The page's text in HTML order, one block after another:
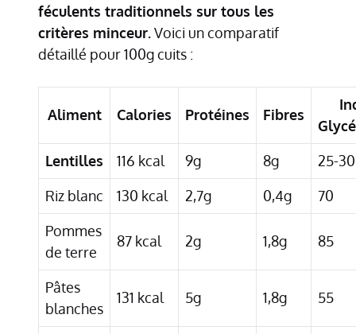
féculents traditionnels sur tous les
critères minceur.Voici un comparatif
détaillé pour 100g cuits :
Aliment Calories Protéines Fibres
Lentilles
116 kcal 9g 8g
25-30
Riz blanc
130 kcal 2,7g 0,4g
70
Pommes
de terre
87 kcal 2g 1,8g 85
Pâtes
blanches
131 kcal 5g 1,8g 55